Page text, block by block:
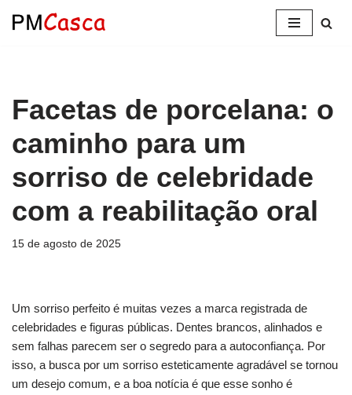
conteúdo
Facetas de porcelana: o
caminho para um
sorriso de celebridade
com a reabilitação oral
15 de agosto de 2025
Um sorriso perfeito é muitas vezes a marca registrada de
celebridades e figuras públicas. Dentes brancos, alinhados e
sem falhas parecem ser o segredo para a autoconfiança. Por
isso, a busca por um sorriso esteticamente agradável se tornou
um desejo comum, e a boa notícia é que esse sonho é